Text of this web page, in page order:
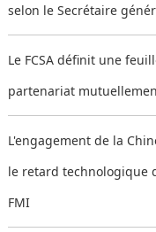
selon le Secrétaire
Le FCSA définit une
partenariat
L'engagement de la
le retard technologique
FMI